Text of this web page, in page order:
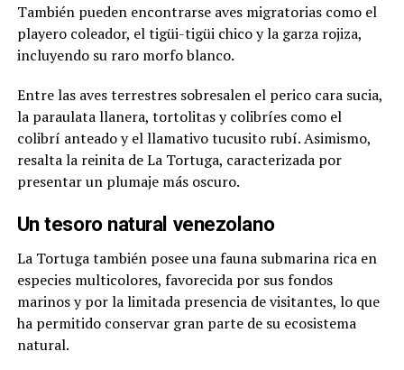
También pueden encontrarse aves migratorias como el
playero coleador, el tigüi-tigüi chico y la garza rojiza,
incluyendo su raro morfo blanco.
Entre las aves terrestres sobresalen el perico cara sucia,
la paraulata llanera, tortolitas y colibríes como el
colibrí anteado y el llamativo tucusito rubí. Asimismo,
resalta la reinita de La Tortuga, caracterizada por
presentar un plumaje más oscuro.
Un tesoro natural venezolano
La Tortuga también posee una fauna submarina rica en
especies multicolores, favorecida por sus fondos
marinos y por la limitada presencia de visitantes, lo que
ha permitido conservar gran parte de su ecosistema
natural.